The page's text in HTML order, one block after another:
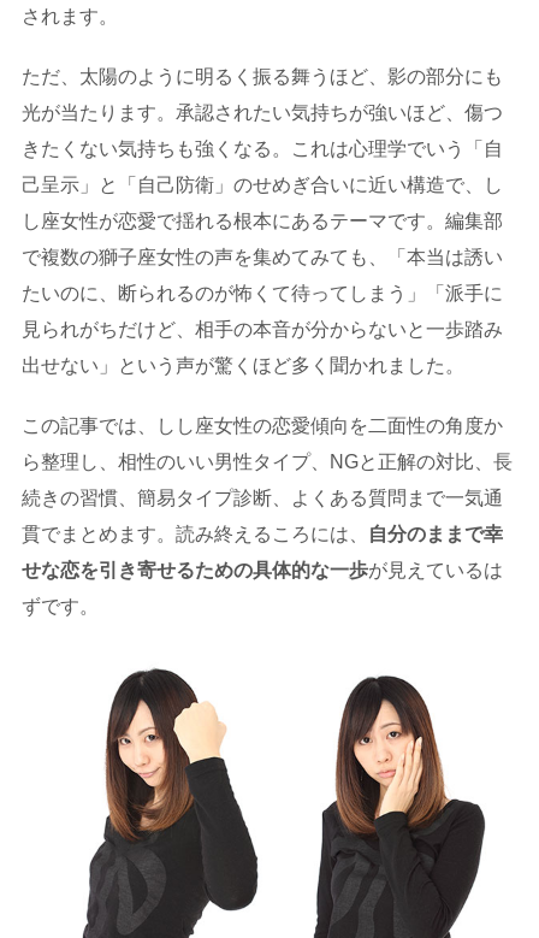
されます。
ただ、太陽のように明るく振る舞うほど、影の部分にも
光が当たります。承認されたい気持ちが強いほど、傷つ
きたくない気持ちも強くなる。これは心理学でいう「自
己呈示」と「自己防衛」のせめぎ合いに近い構造で、し
し座女性が恋愛で揺れる根本にあるテーマです。編集部
で複数の獅子座女性の声を集めてみても、「本当は誘い
たいのに、断られるのが怖くて待ってしまう」「派手に
見られがちだけど、相手の本音が分からないと一歩踏み
出せない」という声が驚くほど多く聞かれました。
この記事では、しし座女性の恋愛傾向を二面性の角度か
ら整理し、相性のいい男性タイプ、NGと正解の対比、長
続きの習慣、簡易タイプ診断、よくある質問まで一気通
貫でまとめます。読み終えるころには、
自分のままで幸
せな恋を引き寄せるための具体的な一歩が見えているは
ずです。